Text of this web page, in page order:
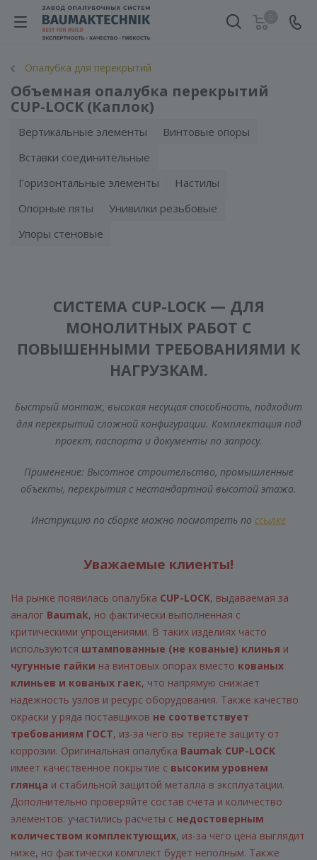
Опалубка для перекрытий
Объемная опалубка перекрытий
CUP-LOCK (Каплок)
Вертикальные элементы
Винтовые опоры
Вставки соединительные
Горизонтальные элементы
Настилы
Опорные пяты
Унивилки резьбовые
Упоры стеновые
СИСТЕМА CUP-LOCK — ДЛЯ
МОНОЛИТНЫХ РАБОТ С
ПОВЫШЕННЫМИ ТРЕБОВАНИЯМИ К
НАГРУЗКАМ.
Быстрый монтаж, высокая несущая способность, подходит
для перекрытий сложной конфигурации. Комплектация под
проект, паспорта и документы по запросу.
Применение: Высотное строительство, промышленные
объекты, перекрытия с нестандартной высотой этажа.
Инструкцию по сборке можно посмотреть по ссылке
Уважаемые клиенты!
На рынке появилась опалубка CUP-LOCK, выдаваемая за
аналог Baumak, но фактически выполненная с
критическими упрощениями. В таких изделиях часто
используются штампованные (не кованые) клинья и
чугунные гайки на винтовых опорах вместо кованых
клиньев и кованых гаек, что напрямую снижает
надежность узлов и ресурс оборудования. Также качество
окраски у ряда поставщиков не соответствует
требованиям ГОСТ, из-за чего вы теряете защиту от
коррозии. Оригинальная опалубка Baumak CUP-LOCK
имеет качественное покрытие с высоким уровнем
глянца и стабильной защитой металла в эксплуатации.
Дополнительно проверяйте состав счета и количество
элементов: участились расчеты с недостоверным
количеством комплектующих, из-за чего цена выглядит
ниже, но фактически комплект будет неполным. Также